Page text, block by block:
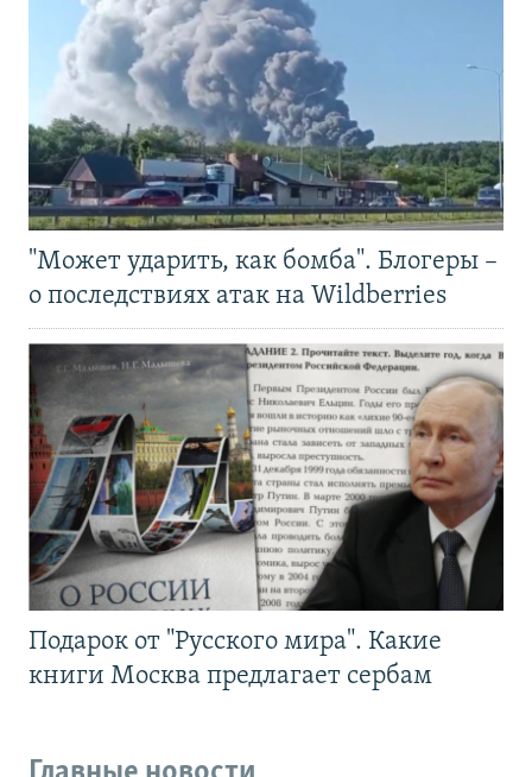
"Может ударить, как бомба". Блогеры –
о последствиях атак на Wildberries
Подарок от "Русского мира". Какие
книги Москва предлагает сербам